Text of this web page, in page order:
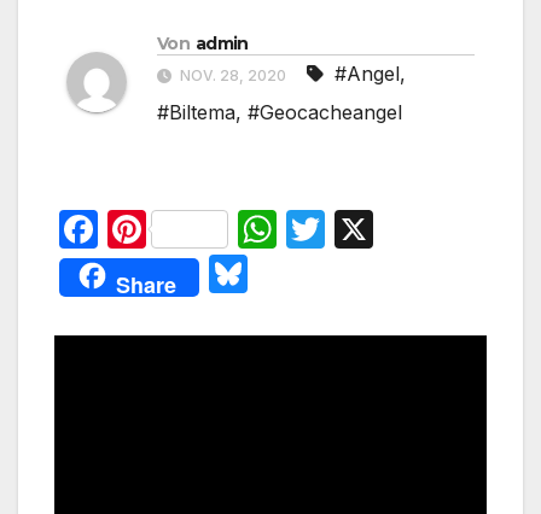
Von admin
NOV. 28, 2020 #Angel,
#Biltema, #Geocacheangel
F
a
c
e
Pi
nt
er
e
W
s
T
er
Share
e